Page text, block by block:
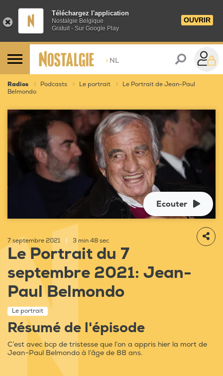
Téléchargez l'application
Nostalgie Belgique
Gratuit - Sur Google Play
OUVRIR
> NL
Radios Podcasts Le portrait
Le Portrait de Jean-Paul
Belmondo
Ecouter
7 septembre 2021 3 min 48 sec
Le Portrait du 7
septembre 2021: Jean-
Paul Belmondo
Le portrait
Résumé de l'épisode
C’est avec bcp de tristesse que l’on a appris hier la mort de
Jean-Paul Belmondo à l’âge de 88 ans.